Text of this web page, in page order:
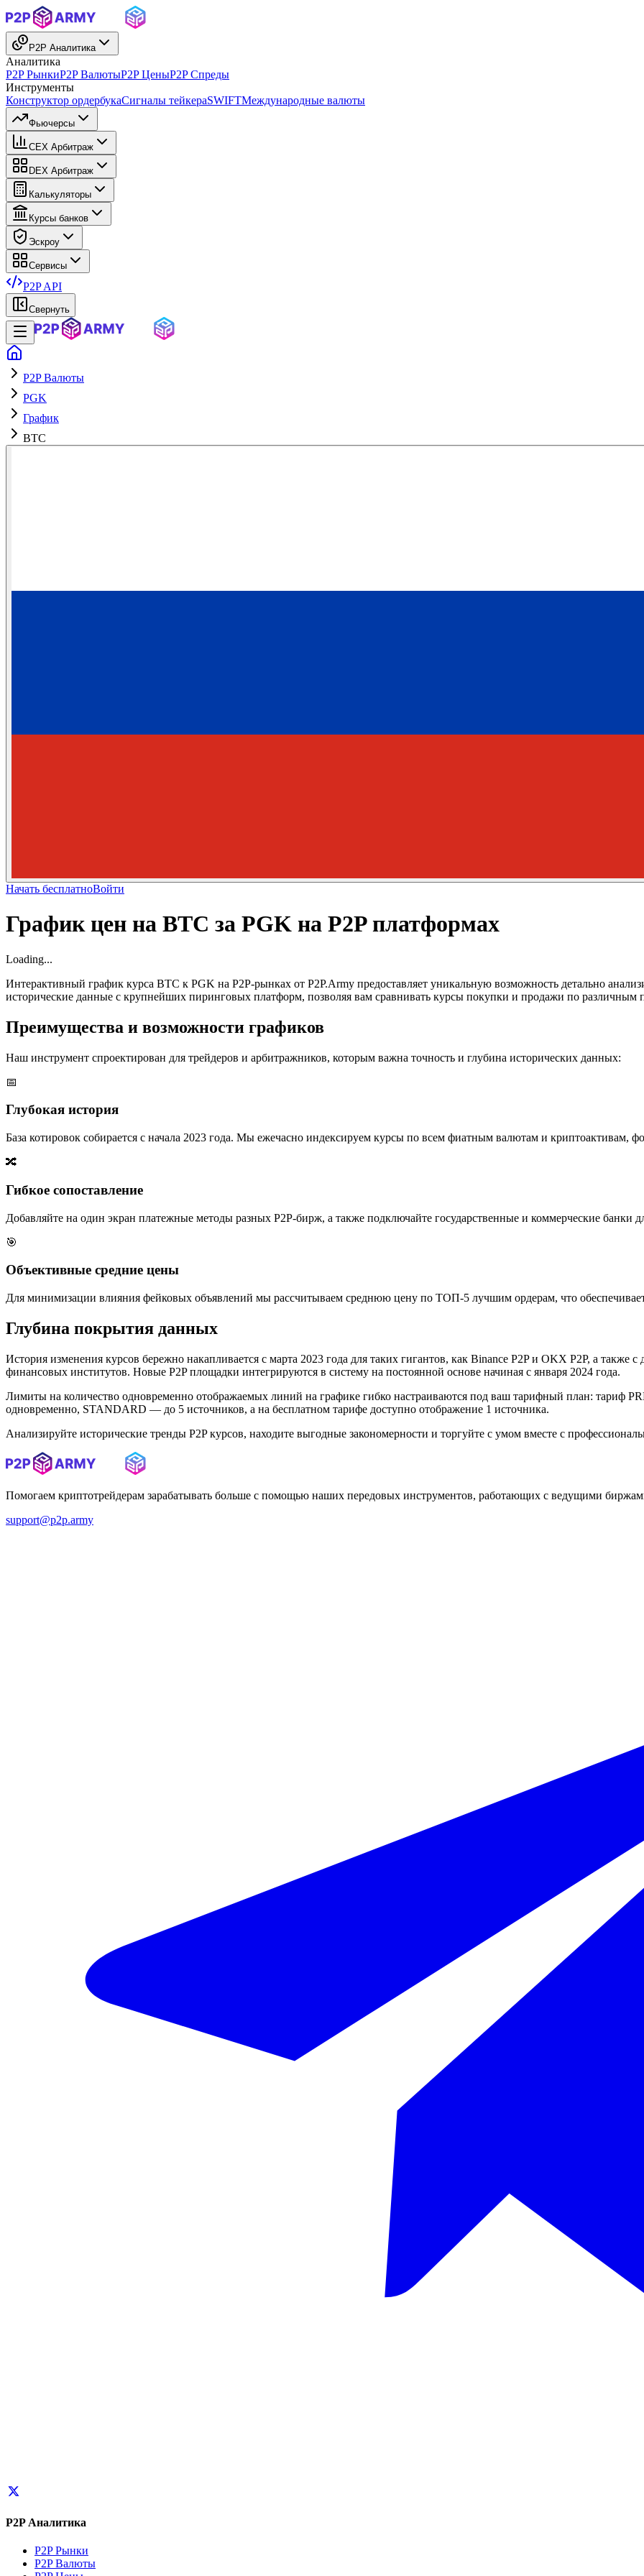
P2P Аналитика
Аналитика
P2P РынкиP2P ВалютыP2P ЦеныP2P Спреды
Инструменты
Конструктор ордербукаСигналы тейкераSWIFTМеждународные валюты
Фьючерсы
CEX Арбитраж
DEX Арбитраж
Калькуляторы
Курсы банков
Эскроу
Сервисы
P2P API
Свернуть
P2P Валюты
PGK
График
BTC
Начать бесплатноВойти
График цен на BTC за PGK на P2P платформах
Loading...
Интерактивный график курса BTC к PGK на P2P-рынках от P2P.Army предоставляет уникальную возможность детально
исторические данные с крупнейших пиринговых платформ, позволяя вам сравнивать курсы покупки и продажи по различным
Преимущества и возможности графиков
Наш инструмент спроектирован для трейдеров и арбитражников, которым важна точность и глубина исторических данных:
📅
Глубокая история
База котировок собирается с начала 2023 года. Мы ежечасно индексируем курсы по всем фиатным валютам и криптоактивам,
🔀
Гибкое сопоставление
Добавляйте на один экран платежные методы разных P2P-бирж, а также подключайте государственные и коммерческие банки
🎯
Объективные средние цены
Для минимизации влияния фейковых объявлений мы рассчитываем среднюю цену по ТОП-5 лучшим ордерам, что
Глубина покрытия данных
История изменения курсов бережно накапливается с марта 2023 года для таких гигантов, как Binance P2P и OKX P2P, а также
финансовых институтов. Новые P2P площадки интегрируются в систему на постоянной основе начиная с января 2024 года.
Лимиты на количество одновременно отображаемых линий на графике гибко настраиваются под ваш тарифный план: тариф
одновременно, STANDARD — до 5 источников, а на бесплатном тарифе доступно отображение 1 источника.
Анализируйте исторические тренды P2P курсов, находите выгодные закономерности и торгуйте с умом вместе с
Помогаем криптотрейдерам зарабатывать больше с помощью наших передовых инструментов, работающих с ведущими
support@p2p.army
P2P Аналитика
P2P Рынки
P2P Валюты